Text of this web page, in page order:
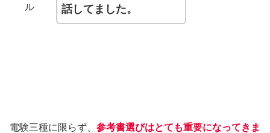
ル
話してました。
電験三種に限らず、 参考書選びはとても重要になってきま